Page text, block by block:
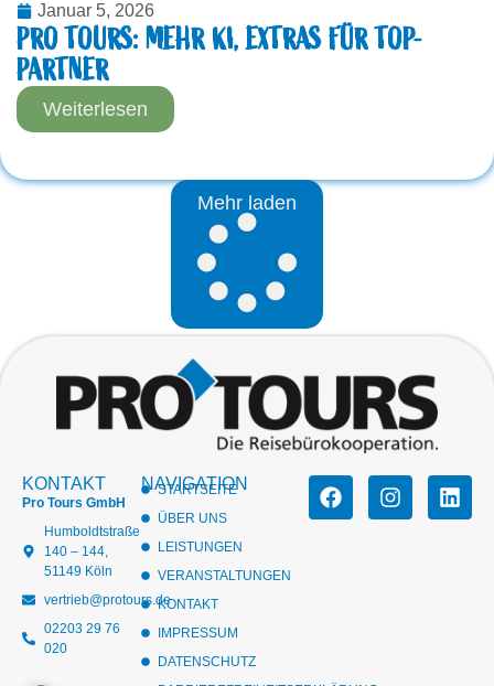
Januar 5, 2026
PRO TOURS: MEHR KI, EXTRAS FÜR TOP-
PARTNER
Weiterlesen
Mehr laden
KONTAKT
Pro Tours GmbH
Humboldtstraße
140 – 144,
51149 Köln
vertrieb@protours.de
02203 29 76
020
NAVIGATION
STARTSEITE
ÜBER UNS
LEISTUNGEN
VERANSTALTUNGEN
KONTAKT
IMPRESSUM
DATENSCHUTZ